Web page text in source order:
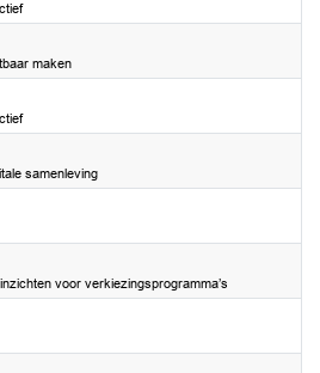
maken
samenleving
voor verkiezingsprogramma’s